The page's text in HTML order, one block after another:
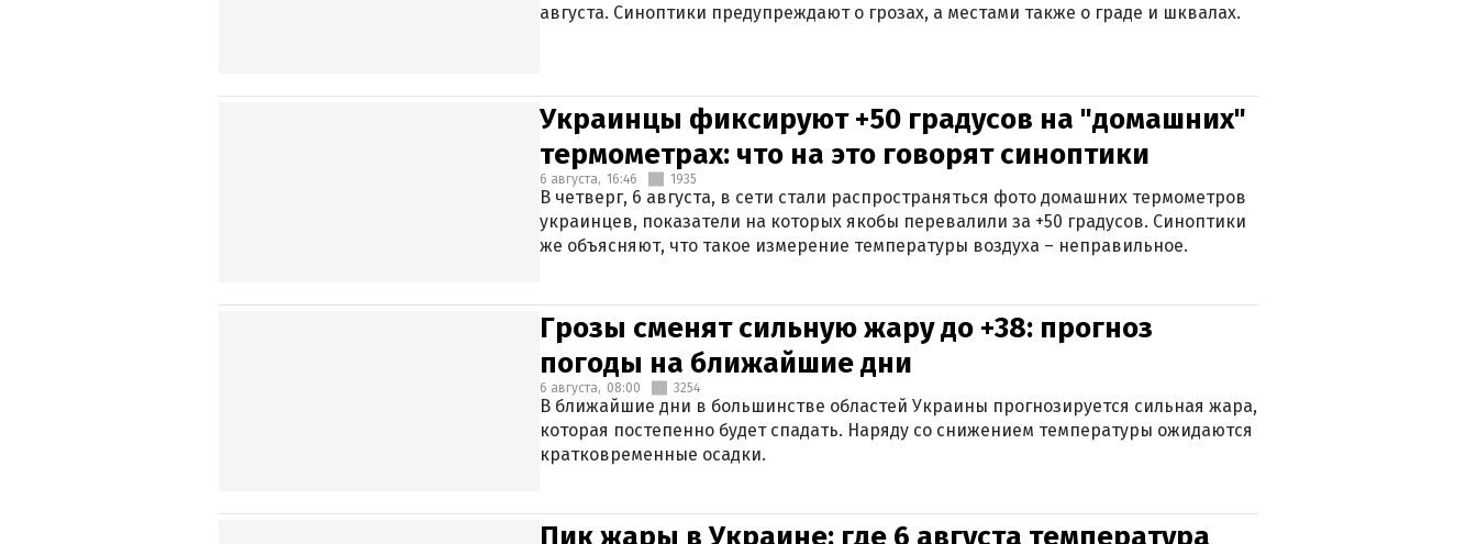
августа. Синоптики предупреждают о грозах, а местами также о граде и шквалах.
Украинцы фиксируют +50 градусов на "домашних"
термометрах: что на это говорят синоптики
6 августа, 16:46 1935
В четверг, 6 августа, в сети стали распространяться фото домашних термометров
украинцев, показатели на которых якобы перевалили за +50 градусов. Синоптики
же объясняют, что такое измерение температуры воздуха – неправильное.
Грозы сменят сильную жару до +38: прогноз
погоды на ближайшие дни
6 августа, 08:00 3254
В ближайшие дни в большинстве областей Украины прогнозируется сильная жара,
которая постепенно будет спадать. Наряду со снижением температуры ожидаются
кратковременные осадки.
Пик жары в Украине: где 6 августа температура